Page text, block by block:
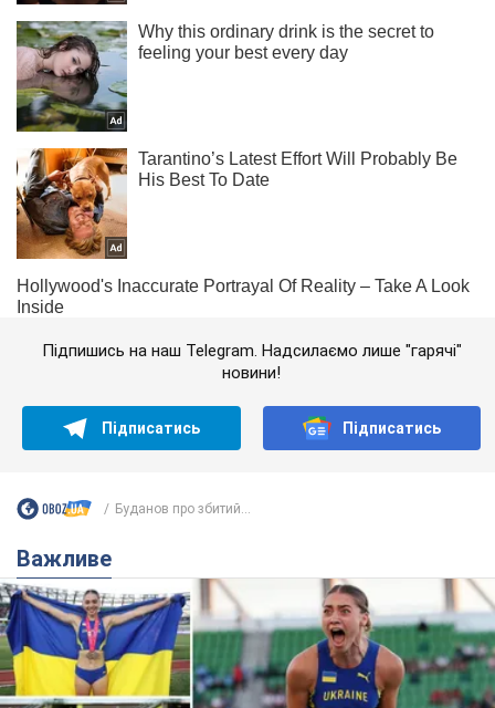
Підпишись на наш Telegram. Надсилаємо лише "гарячі"
новини!
Підписатись Підписатись
Буданов про збитий...
Важливе